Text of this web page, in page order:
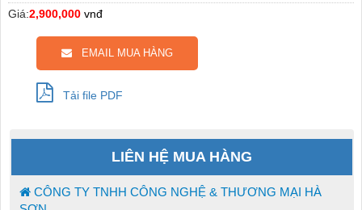
Giá:2,900,000 vnđ
EMAIL MUA HÀNG
Tải file PDF
LIÊN HỆ MUA HÀNG
CÔNG TY TNHH CÔNG NGHỆ & THƯƠNG MẠI HÀ